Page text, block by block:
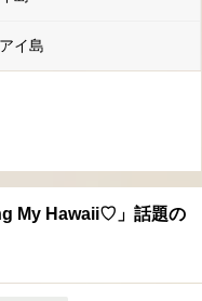
イ島
My Hawaii♡」話題の